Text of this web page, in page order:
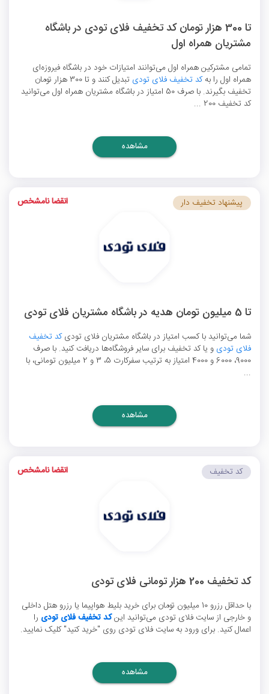
تا 300 هزار تومان کد تخفیف فلای تودی در باشگاه
مشتریان همراه اول
تمامی مشترکین همراه اول می‌توانند امتیازات خود در باشگاه فیروزه‌ای
همراه اول را بهکد تخفیف فلای تودی
تبدیل کنند و تا 300 هزار تومان
تخفیف بگیرند. با صرف 50 امتیاز در باشگاه مشتریان همراه اول می‌توانید
کد تخفیف 200 ...
مشاهده
تا 5 میلیون تومان هدیه در باشگاه مشتریان فلای تودی
شما می‌توانید با کسب امتیاز در باشگاه مشتریان فلای تودیکد تخفیف
فلای تودی و یا کد تخفیف برای سایر فروشگاه‌ها دریافت کنید. با صرف
9000، 6000 و 4000 امتیاز به ترتیب سفرکارت 5، 3 و 2 میلیون تومانی، با
...
پیشنهاد تخفیف دار انقضا نامشخص
مشاهده
کد تخفیف 200 هزار تومانی فلای تودی
با حداقل رزرو 10 میلیون تومان برای خرید بلیط هواپیما یا رزرو هتل داخلی
و خارجی از سایت فلای تودی می‌توانید اینکد تخفیف فلای تودی را
اعمال کنید. برای ورود به سایت فلای تودی روی "خرید کنید" کلیک نمایید.
کد تخفیف انقضا نامشخص
مشاهده